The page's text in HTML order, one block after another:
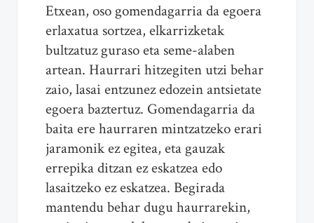
Etxean, oso gomendagarria da egoera
erlaxatua sortzea, elkarrizketak
bultzatuz guraso eta seme-alaben
artean. Haurrari hitzegiten utzi behar
zaio, lasai entzunez edozein antsietate
egoera baztertuz. Gomendagarria da
baita ere haurraren mintzatzeko erari
jaramonik ez egitea, eta gauzak
errepika ditzan ez eskatzea edo
lasaitzeko ez eskatzea. Begirada
mantendu behar dugu haurrarekin,